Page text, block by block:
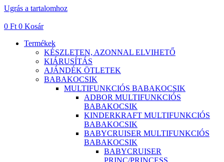
Ugrás a tartalomhoz
0 Ft 0 Kosár
Termékek
KÉSZLETEN, AZONNAL ELVIHETŐ
KIÁRUSÍTÁS
AJÁNDÉK ÖTLETEK
BABAKOCSIK
MULTIFUNKCIÓS BABAKOCSIK
ADBOR MULTIFUNKCIÓS
BABAKOCSIK
KINDERKRAFT MULTIFUNKCIÓS
BABAKOCSIK
BABYCRUISER MULTIFUNKCIÓS
BABAKOCSIK
BABYCRUISER
PRINC/PRINCESS